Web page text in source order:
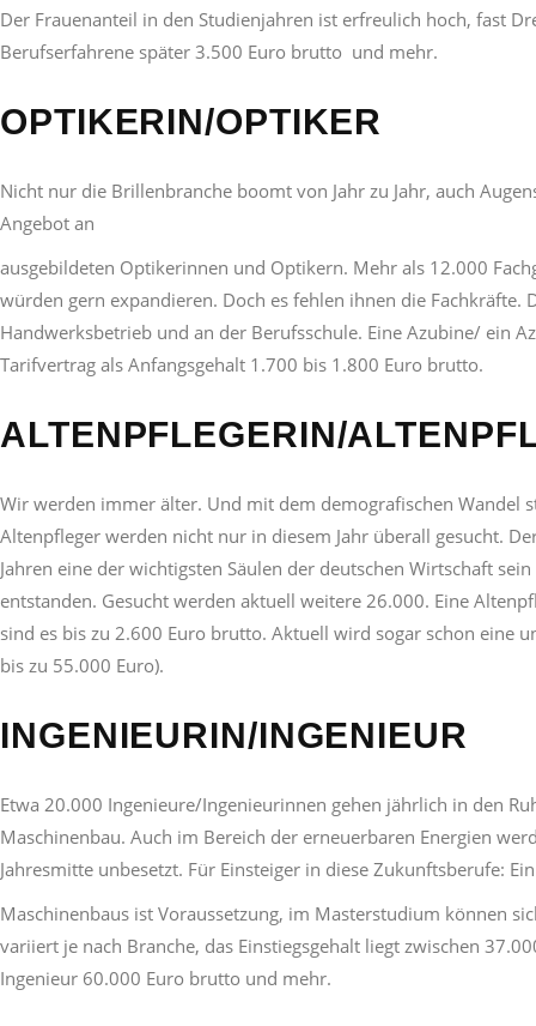
Der Frauenanteil in den Studienjahren ist erfreulich hoch, fast
Berufserfahrene später 3.500 Euro brutto und mehr.
OPTIKERIN/OPTIKER
Nicht nur die Brillenbranche boomt von Jahr zu Jahr, auch
Angebot an
ausgebildeten Optikerinnen und Optikern. Mehr als 12.000
würden gern expandieren. Doch es fehlen ihnen die
Handwerksbetrieb und an der Berufsschule. Eine Azubine/ ein
Tarifvertrag als Anfangsgehalt 1.700 bis 1.800 Euro brutto.
ALTENPFLEGERIN/
Wir werden immer älter. Und mit dem demografischen Wandel
Altenpfleger werden nicht nur in diesem Jahr überall gesucht.
Jahren eine der wichtigsten Säulen der deutschen Wirtschaft
entstanden. Gesucht werden aktuell weitere 26.000. Eine
sind es bis zu 2.600 Euro brutto. Aktuell wird sogar schon eine
bis zu 55.000 Euro).
INGENIEURIN/INGENIEUR
Etwa 20.000 Ingenieure/Ingenieurinnen gehen jährlich in den
Maschinenbau. Auch im Bereich der erneuerbaren Energien
Jahresmitte unbesetzt. Für Einsteiger in diese Zukunftsberufe:
Maschinenbaus ist Voraussetzung, im Masterstudium können
variiert je nach Branche, das Einstiegsgehalt liegt zwischen
Ingenieur 60.000 Euro brutto und mehr.